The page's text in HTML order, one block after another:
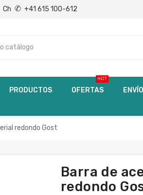
Ch ✆ +41 615 100-612
PRODUCTOS OFERTAS
HOT
ENVÍO
redondo Gost
Barra de
redondo